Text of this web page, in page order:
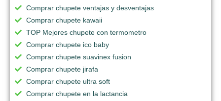
Comprar chupete ventajas y desventajas
Comprar chupete kawaii
TOP Mejores chupete con termometro
Comprar chupete ico baby
Comprar chupete suavinex fusion
Comprar chupete jirafa
Comprar chupete ultra soft
Comprar chupete en la lactancia